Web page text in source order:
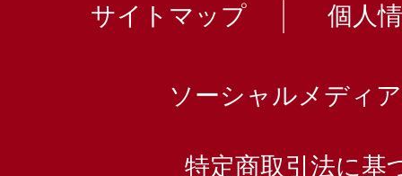
サイトマップ 個人
ソーシャルメディ
特定商取引法に基